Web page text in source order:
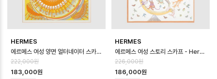
HERMES
에르메스 여성 양면 얼터네이터 스카프 - Hermes Womens Alternateur D…
222,000원
183,000원
HERMES
에르메스 여성 스토리 스카프 - Hermes Womens Story scarf - acc8…
226,000원
186,000원